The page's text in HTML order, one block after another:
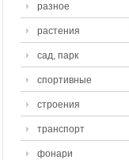
разное
растения
сад, парк
спортивные
строения
транспорт
фонари